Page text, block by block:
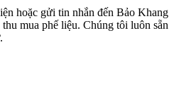
hoặc gửi tin nhắn đến Bảo Khang
mua phế liệu. Chúng tôi luôn sẵn